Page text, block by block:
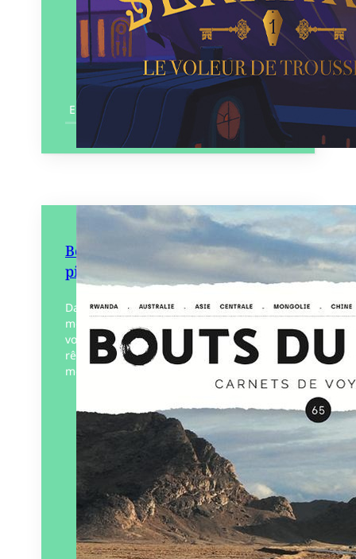
En savoir plus
Bouts du monde N°65 Voyages à
pied
Dans chaque numéro de Bouts du
monde, une quinzaine de carnets de
voyages et une thématique pour rire,
rêver, s’émouvoir ou questionner le
monde.
Éditeur :Bouts du monde
13/01/2026